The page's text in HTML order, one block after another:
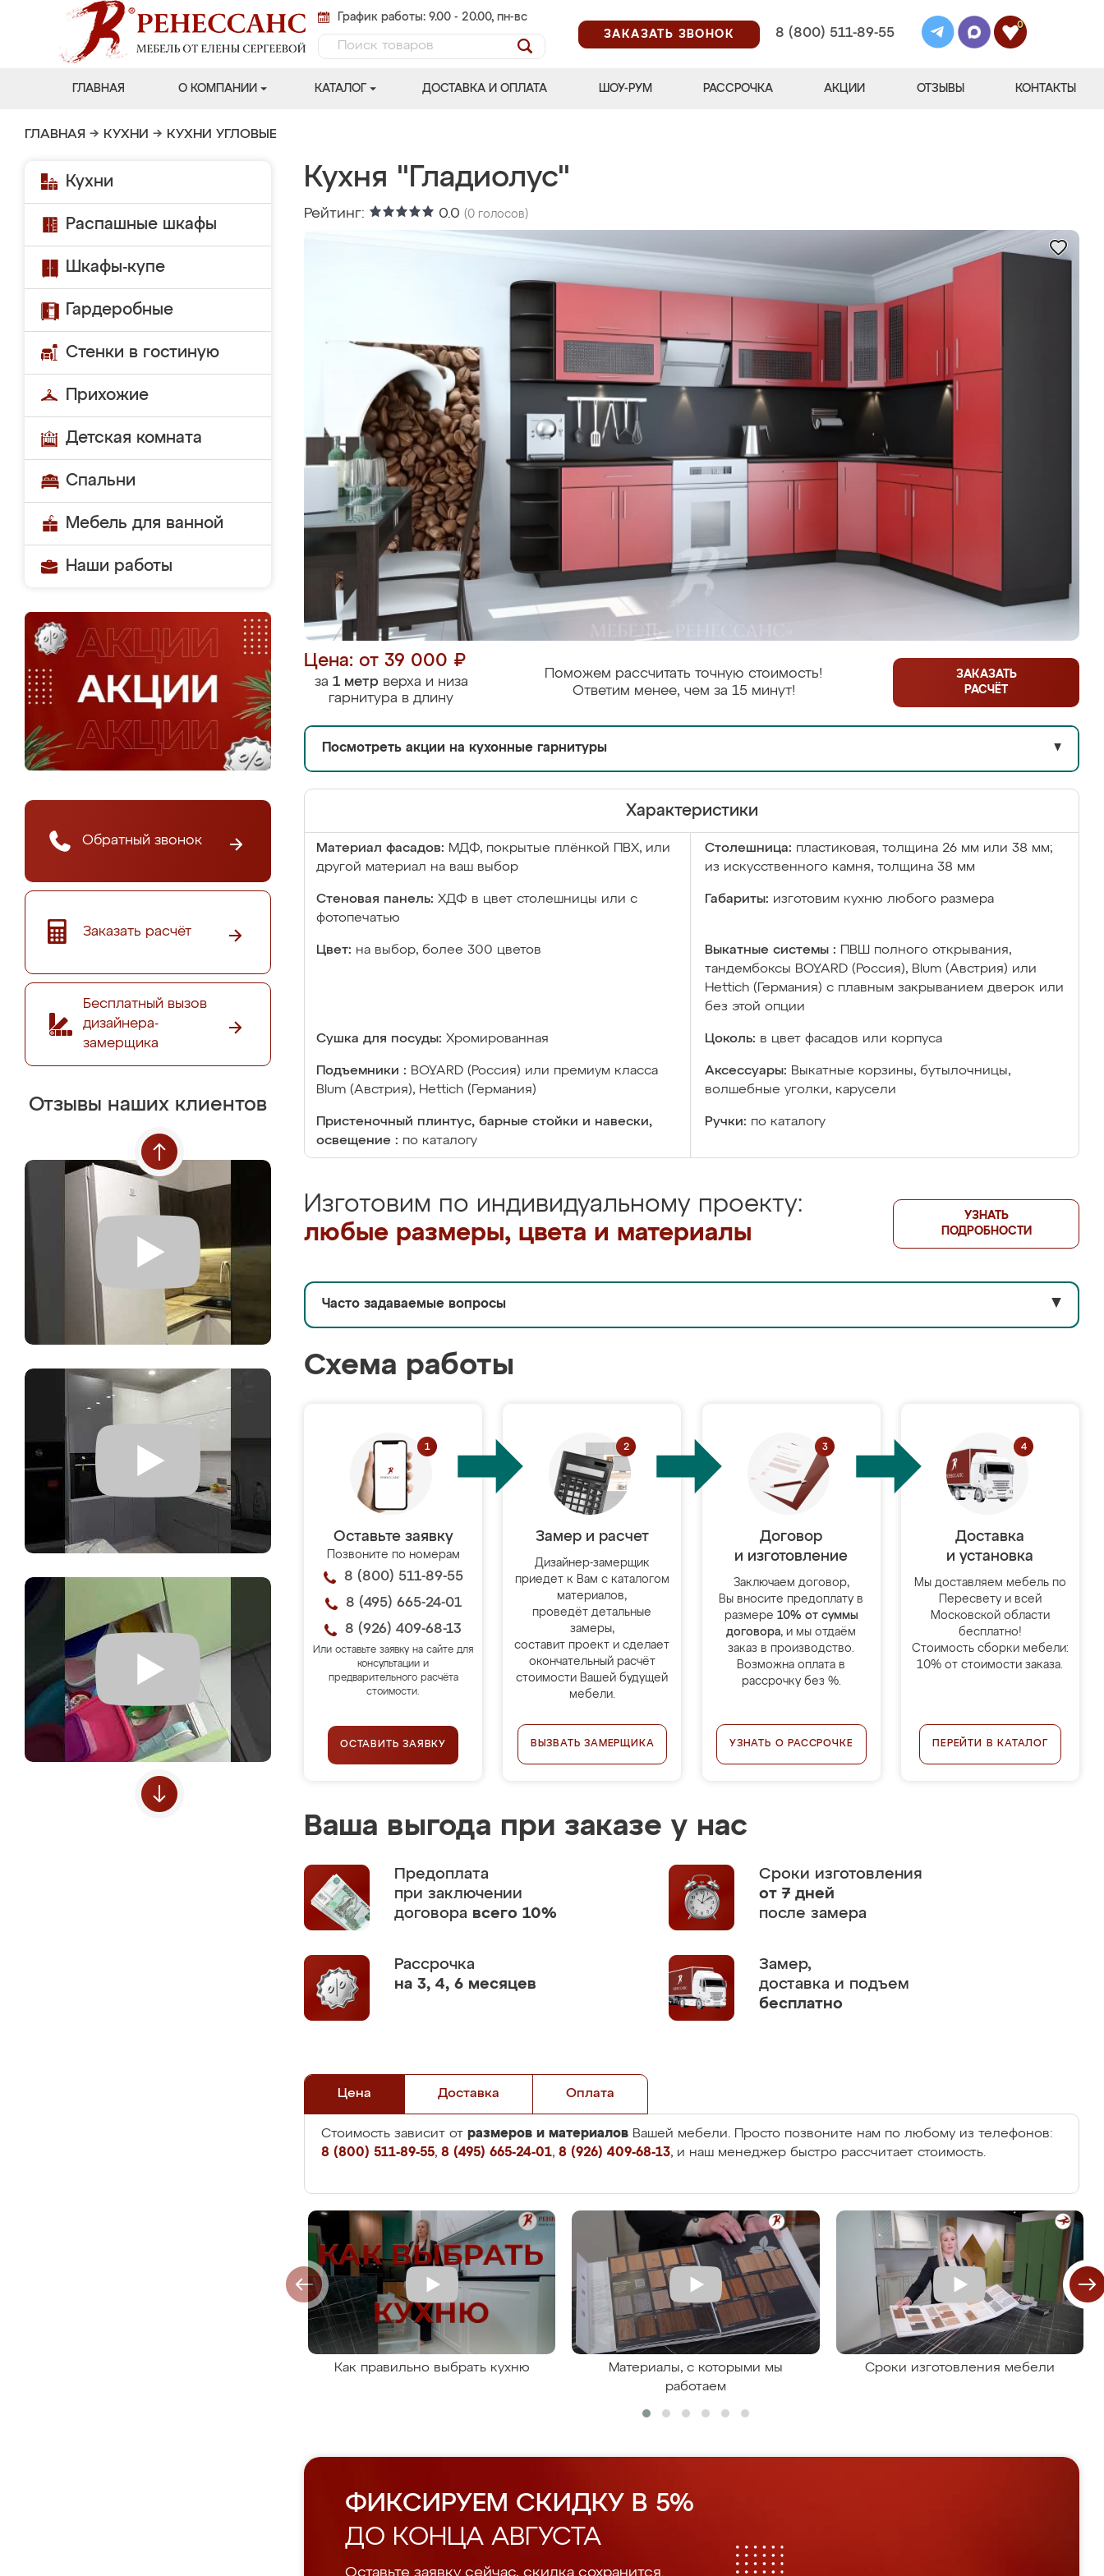
График работы: 9.00 - 20.00, пн-вс
ЗАКАЗАТЬ ЗВОНОК
8 (800) 511-89-55
0
ГЛАВНАЯ О КОМПАНИИ КАТАЛОГ ДОСТАВКА И ОПЛАТА ШОУ-РУМ РАССРОЧКА АКЦИИ ОТЗЫВЫ КОНТАКТЫ
ГЛАВНАЯ → КУХНИ → КУХНИ УГЛОВЫЕ
Кухни
Распашные шкафы
Шкафы-купе
Гардеробные
Стенки в гостиную
Прихожие
Детская комната
Спальни
Мебель для ванной
Наши работы
Обратный звонок
Заказать расчёт
Бесплатный вызов
дизайнера-
замерщика
Отзывы наших клиентов
Кухня "Гладиолус"
Рейтинг: 0.0 (0 голосов)
Цена: от 39 000 ₽
за 1 метрверха и низа
гарнитура в длину
Поможем рассчитать точную стоимость!
Ответим менее, чем за 15 минут!
ЗАКАЗАТЬ
РАСЧЁТ
Посмотреть акции на кухонные гарнитуры ▼
Характеристики
Материал фасадов: МДФ, покрытые плёнкой ПВХ, или
другой материал на ваш выбор
Столешница: пластиковая, толщина 26 мм или 38 мм;
из искусственного камня, толщина 38 мм
Стеновая панель: ХДФ в цвет столешницы или с
фотопечатью
Габариты: изготовим кухню любого размера
Цвет: на выбор, более 300 цветов Выкатные системы :
ПВШ полного открывания,
тандембоксы BOYARD (Россия), Blum (Австрия) или
Hettich (Германия) с плавным закрыванием дверок или
без этой опции
Сушка для посуды: Хромированная Цоколь: в цвет фасадов или корпуса
Подъемники : BOYARD (Россия) или премиум класса
Blum (Австрия), Hettich (Германия)
Аксессуары: Выкатные корзины, бутылочницы,
волшебные уголки, карусели
Пристеночный плинтус, барные стойки и навески,
освещение : по каталогу
Ручки: по каталогу
Изготовим по индивидуальному проекту:
любые размеры, цвета и материалы
УЗНАТЬ
ПОДРОБНОСТИ
Часто задаваемые вопросы ▼
Схема работы
Оставьте заявку
Позвоните по номерам
8 (800) 511-89-55
8 (495) 665-24-01
8 (926) 409-68-13
Или оставьте заявку на сайте для
консультации и
предварительного расчёта
стоимости.
ОСТАВИТЬ ЗАЯВКУ
Замер и расчет
Дизайнер-замерщик
приедет к Вам с каталогом
материалов,
проведёт детальные
замеры,
составит проект и сделает
окончательный расчёт
стоимости Вашей будущей
мебели.
ВЫЗВАТЬ ЗАМЕРЩИКА
Договор
и изготовление
Заключаем договор,
Вы вносите предоплату в
размере 10% от суммы
договора, и мы отдаём
заказ в производство.
Возможна оплата в
рассрочку без %.
УЗНАТЬ О РАССРОЧКЕ
Доставка
и установка
Мы доставляем мебель по
Пересвету и всей
Московской области
бесплатно!
Стоимость сборки мебели:
10% от стоимости заказа.
ПЕРЕЙТИ В КАТАЛОГ
Ваша выгода при заказе у нас
Предоплата
при заключении
договора всего 10%
Сроки изготовления
от 7 дней
после замера
Рассрочка
на 3, 4, 6 месяцев
Замер,
доставка и подъем
бесплатно
Цена Доставка Оплата
Стоимость зависит от размеров и материалов Вашей мебели. Просто позвоните нам по любому из телефонов:
8 (800) 511-89-55, 8 (495) 665-24-01, 8 (926) 409-68-13, и наш менеджер быстро рассчитает стоимость.
Как правильно выбрать кухню
Материалы, с которыми мы
работаем
Сроки изготовления мебели
ФИКСИРУЕМ СКИДКУ В 5%
ДО КОНЦА АВГУСТА
Оставьте заявку сейчас, скидка сохранится.